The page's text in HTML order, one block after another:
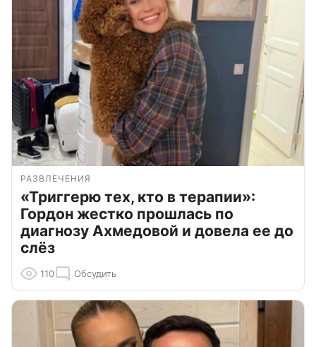
РАЗВЛЕЧЕНИЯ
«Триггерю тех, кто в терапии»:
Гордон жестко прошлась по
диагнозу Ахмедовой и довела ее до
слёз
110 Обсудить